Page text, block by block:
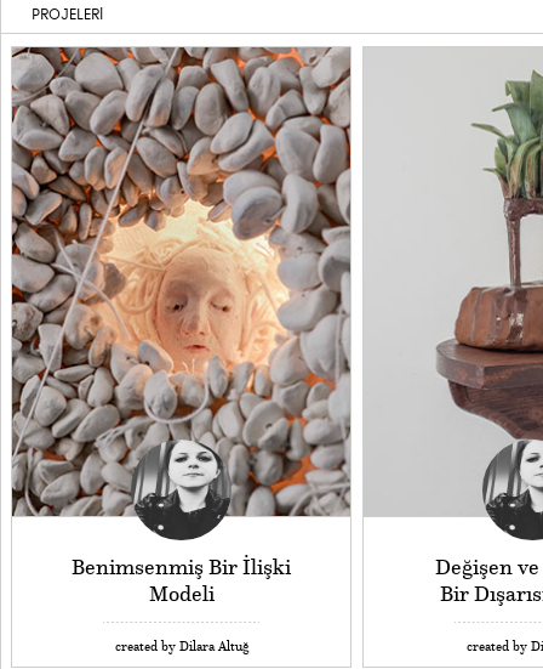
PROJELERİ
Benimsenmiş Bir İlişki
Modeli
created by Dilara Altuğ
Değişen
Bir
created by